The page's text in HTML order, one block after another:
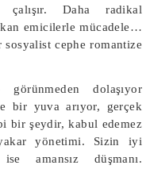
çalışır. Daha radikal
kan emicilerle mücadele…
sosyalist cephe romantize
dolaşıyor
bir yuva arıyor, gerçek
bir şeydir, kabul edemez
yönetimi. Sizin iyi
amansız düşmanı.